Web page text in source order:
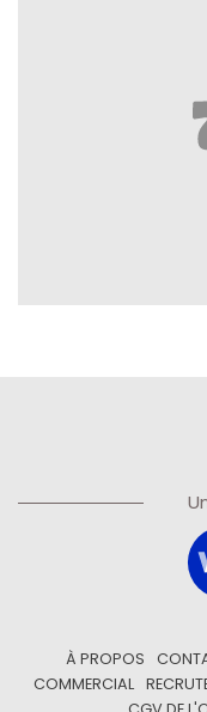
À PROPOS
COMMERCIAL